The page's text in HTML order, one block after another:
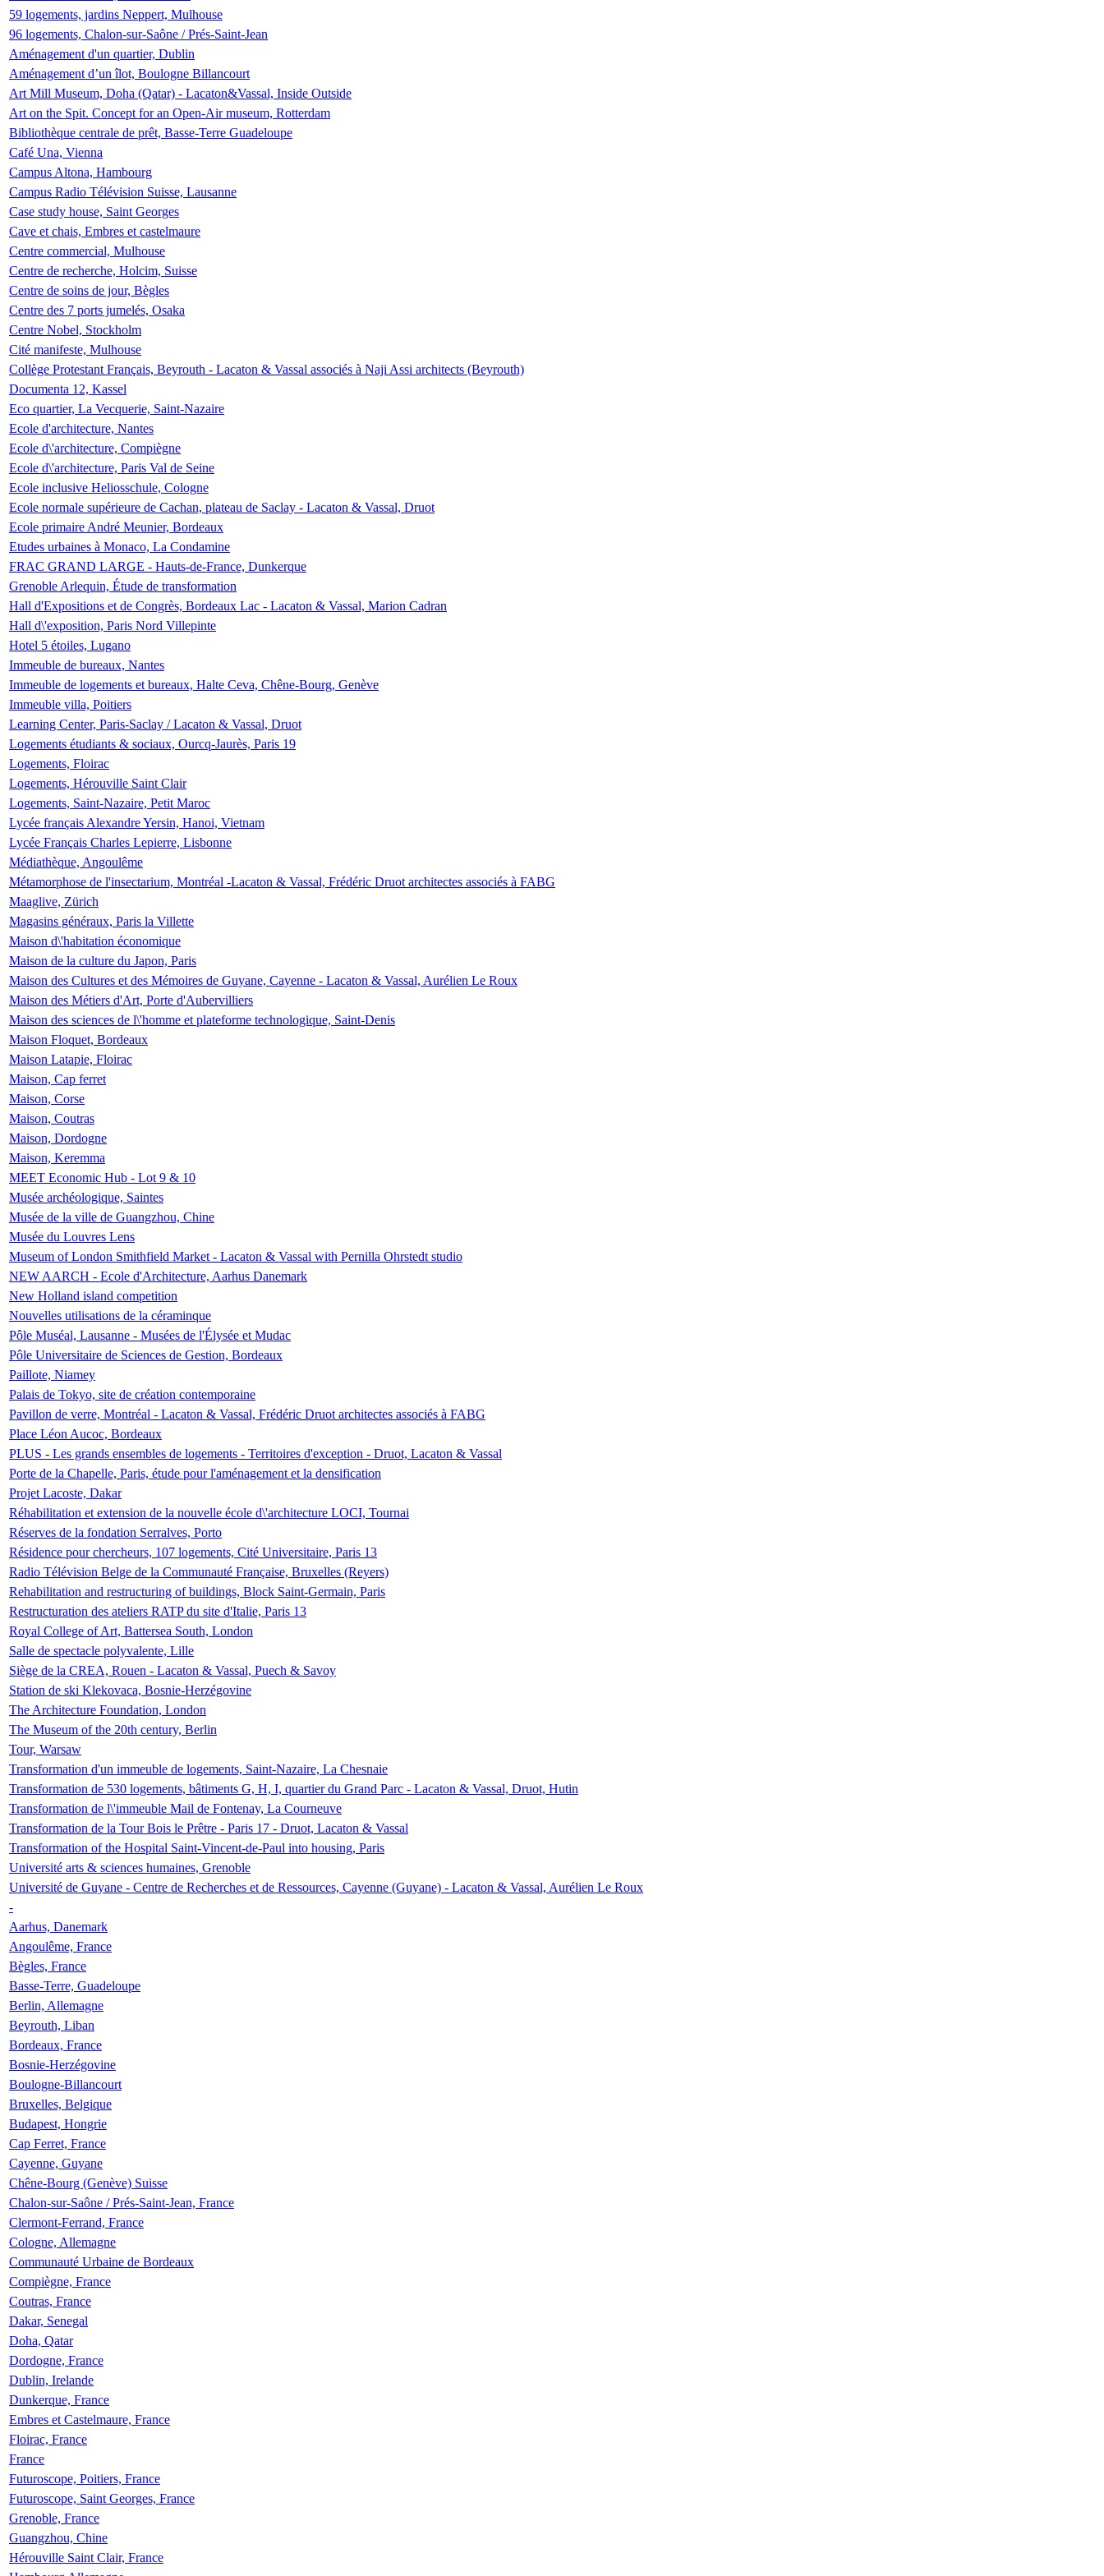
59 logements, jardins Neppert, Mulhouse
96 logements, Chalon-sur-Saône / Prés-Saint-Jean
Aménagement d'un quartier, Dublin
Aménagement d’un îlot, Boulogne Billancourt
Art Mill Museum, Doha (Qatar) - Lacaton&Vassal, Inside Outside
Art on the Spit. Concept for an Open-Air museum, Rotterdam
Bibliothèque centrale de prêt, Basse-Terre Guadeloupe
Café Una, Vienna
Campus Altona, Hambourg
Campus Radio Télévision Suisse, Lausanne
Case study house, Saint Georges
Cave et chais, Embres et castelmaure
Centre commercial, Mulhouse
Centre de recherche, Holcim, Suisse
Centre de soins de jour, Bègles
Centre des 7 ports jumelés, Osaka
Centre Nobel, Stockholm
Cité manifeste, Mulhouse
Collège Protestant Français, Beyrouth - Lacaton & Vassal associés à Naji Assi architects (Beyrouth)
Documenta 12, Kassel
Eco quartier, La Vecquerie, Saint-Nazaire
Ecole d'architecture, Nantes
Ecole d\'architecture, Compiègne
Ecole d\'architecture, Paris Val de Seine
Ecole inclusive Heliosschule, Cologne
Ecole normale supérieure de Cachan, plateau de Saclay - Lacaton & Vassal, Druot
Ecole primaire André Meunier, Bordeaux
Etudes urbaines à Monaco, La Condamine
FRAC GRAND LARGE - Hauts-de-France, Dunkerque
Grenoble Arlequin, Étude de transformation
Hall d'Expositions et de Congrès, Bordeaux Lac - Lacaton & Vassal, Marion Cadran
Hall d\'exposition, Paris Nord Villepinte
Hotel 5 étoiles, Lugano
Immeuble de bureaux, Nantes
Immeuble de logements et bureaux, Halte Ceva, Chêne-Bourg, Genève
Immeuble villa, Poitiers
Learning Center, Paris-Saclay / Lacaton & Vassal, Druot
Logements étudiants & sociaux, Ourcq-Jaurès, Paris 19
Logements, Floirac
Logements, Hérouville Saint Clair
Logements, Saint-Nazaire, Petit Maroc
Lycée français Alexandre Yersin, Hanoi, Vietnam
Lycée Français Charles Lepierre, Lisbonne
Médiathèque, Angoulême
Métamorphose de l'insectarium, Montréal -Lacaton & Vassal, Frédéric Druot architectes associés à FABG
Maaglive, Zürich
Magasins généraux, Paris la Villette
Maison d\'habitation économique
Maison de la culture du Japon, Paris
Maison des Cultures et des Mémoires de Guyane, Cayenne - Lacaton & Vassal, Aurélien Le Roux
Maison des Métiers d'Art, Porte d'Aubervilliers
Maison des sciences de l\'homme et plateforme technologique, Saint-Denis
Maison Floquet, Bordeaux
Maison Latapie, Floirac
Maison, Cap ferret
Maison, Corse
Maison, Coutras
Maison, Dordogne
Maison, Keremma
MEET Economic Hub - Lot 9 & 10
Musée archéologique, Saintes
Musée de la ville de Guangzhou, Chine
Musée du Louvres Lens
Museum of London Smithfield Market - Lacaton & Vassal with Pernilla Ohrstedt studio
NEW AARCH - Ecole d'Architecture, Aarhus Danemark
New Holland island competition
Nouvelles utilisations de la céraminque
Pôle Muséal, Lausanne - Musées de l'Élysée et Mudac
Pôle Universitaire de Sciences de Gestion, Bordeaux
Paillote, Niamey
Palais de Tokyo, site de création contemporaine
Pavillon de verre, Montréal - Lacaton & Vassal, Frédéric Druot architectes associés à FABG
Place Léon Aucoc, Bordeaux
PLUS - Les grands ensembles de logements - Territoires d'exception - Druot, Lacaton & Vassal
Porte de la Chapelle, Paris, étude pour l'aménagement et la densification
Projet Lacoste, Dakar
Réhabilitation et extension de la nouvelle école d\'architecture LOCI, Tournai
Réserves de la fondation Serralves, Porto
Résidence pour chercheurs, 107 logements, Cité Universitaire, Paris 13
Radio Télévision Belge de la Communauté Française, Bruxelles (Reyers)
Rehabilitation and restructuring of buildings, Block Saint-Germain, Paris
Restructuration des ateliers RATP du site d'Italie, Paris 13
Royal College of Art, Battersea South, London
Salle de spectacle polyvalente, Lille
Siège de la CREA, Rouen - Lacaton & Vassal, Puech & Savoy
Station de ski Klekovaca, Bosnie-Herzégovine
The Architecture Foundation, London
The Museum of the 20th century, Berlin
Tour, Warsaw
Transformation d'un immeuble de logements, Saint-Nazaire, La Chesnaie
Transformation de 530 logements, bâtiments G, H, I, quartier du Grand Parc - Lacaton & Vassal, Druot, Hutin
Transformation de l\'immeuble Mail de Fontenay, La Courneuve
Transformation de la Tour Bois le Prêtre - Paris 17 - Druot, Lacaton & Vassal
Transformation of the Hospital Saint-Vincent-de-Paul into housing, Paris
Université arts & sciences humaines, Grenoble
Université de Guyane - Centre de Recherches et de Ressources, Cayenne (Guyane) - Lacaton & Vassal, Aurélien Le Roux
-
Aarhus, Danemark
Angoulême, France
Bègles, France
Basse-Terre, Guadeloupe
Berlin, Allemagne
Beyrouth, Liban
Bordeaux, France
Bosnie-Herzégovine
Boulogne-Billancourt
Bruxelles, Belgique
Budapest, Hongrie
Cap Ferret, France
Cayenne, Guyane
Chêne-Bourg (Genève) Suisse
Chalon-sur-Saône / Prés-Saint-Jean, France
Clermont-Ferrand, France
Cologne, Allemagne
Communauté Urbaine de Bordeaux
Compiègne, France
Coutras, France
Dakar, Senegal
Doha, Qatar
Dordogne, France
Dublin, Irelande
Dunkerque, France
Embres et Castelmaure, France
Floirac, France
France
Futuroscope, Poitiers, France
Futuroscope, Saint Georges, France
Grenoble, France
Guangzhou, Chine
Hérouville Saint Clair, France